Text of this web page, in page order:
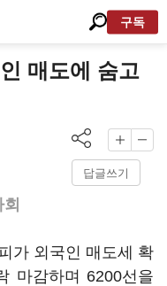
구독
매도에 숨고
답글쓰기
가 외국인 매도세 확
마감하며 6200선을